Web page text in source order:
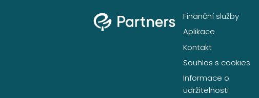
Finanční služby
Aplikace
Kontakt
Souhlas s cookies
Informace o
udržitelnosti